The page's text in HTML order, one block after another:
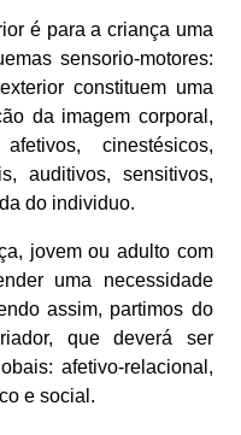
é para a criança uma
sensorio-motores:
constituem uma
da imagem corporal,
cinestésicos,
auditivos, sensitivos,
do individuo.
jovem ou adulto com
uma necessidade
assim, partimos do
que deverá ser
afetivo-relacional,
e social.